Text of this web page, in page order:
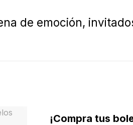
de emoción,
¡Compra tus